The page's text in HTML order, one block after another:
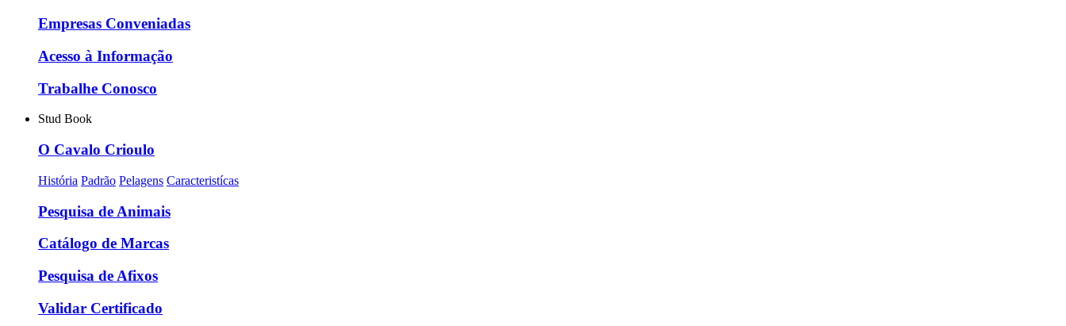
Empresas Conveniadas
Acesso à Informação
Trabalhe Conosco
Stud Book
O Cavalo Crioulo
História Padrão Pelagens Caracteristícas
Pesquisa de Animais
Catálogo de Marcas
Pesquisa de Afixos
Validar Certificado